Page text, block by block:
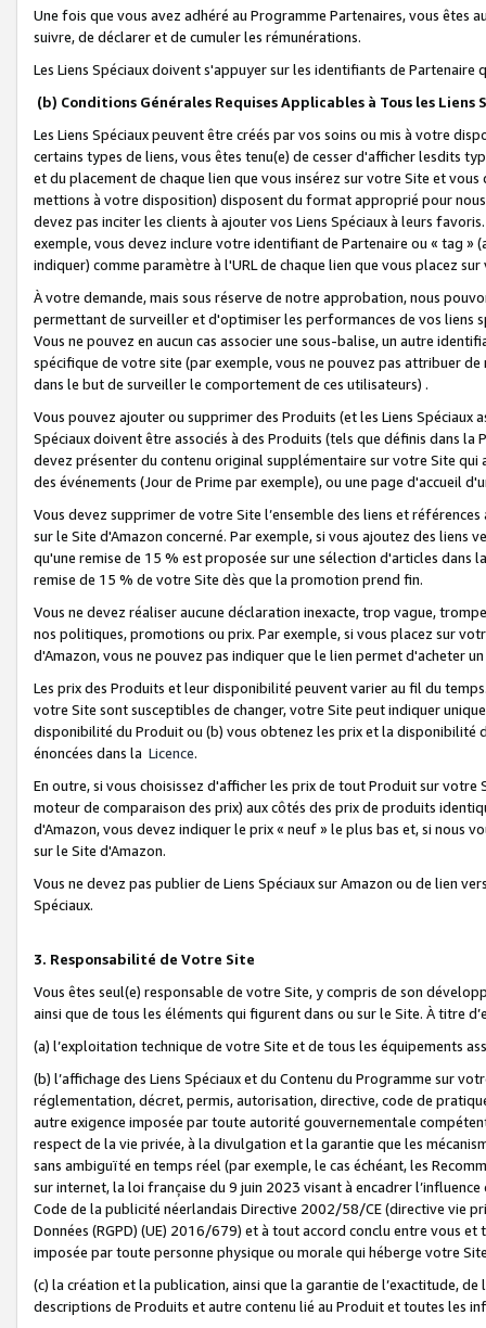
Une fois que vous avez adhéré au Programme Partenaires, vous êtes
suivre, de déclarer et de cumuler les rémunérations.
Les Liens Spéciaux doivent s'appuyer sur les identifiants de Partenaire
(b) Conditions Générales Requises Applicables à Tous les Liens
Les Liens Spéciaux peuvent être créés par vos soins ou mis à votre
certains types de liens, vous êtes tenu(e) de cesser d'afficher lesdits
et du placement de chaque lien que vous insérez sur votre Site et
mettions à votre disposition) disposent du format approprié pour
devez pas inciter les clients à ajouter vos Liens Spéciaux à leurs
exemple, vous devez inclure votre identifiant de Partenaire ou « tag
indiquer) comme paramètre à l'URL de chaque lien que vous placez
À votre demande, mais sous réserve de notre approbation, nous
permettant de surveiller et d'optimiser les performances de vos liens
Vous ne pouvez en aucun cas associer une sous-balise, un autre
spécifique de votre site (par exemple, vous ne pouvez pas attribuer
dans le but de surveiller le comportement de ces utilisateurs) .
Vous pouvez ajouter ou supprimer des Produits (et les Liens
Spéciaux doivent être associés à des Produits (tels que définis dans
devez présenter du contenu original supplémentaire sur votre Site qui
des événements (Jour de Prime par exemple), ou une page d'accueil
Vous devez supprimer de votre Site l’ensemble des liens et
sur le Site d'Amazon concerné. Par exemple, si vous ajoutez des
qu'une remise de 15 % est proposée sur une sélection d'articles
remise de 15 % de votre Site dès que la promotion prend fin.
Vous ne devez réaliser aucune déclaration inexacte, trop vague,
nos politiques, promotions ou prix. Par exemple, si vous placez sur
d'Amazon, vous ne pouvez pas indiquer que le lien permet d'acheter
Les prix des Produits et leur disponibilité peuvent varier au fil du
votre Site sont susceptibles de changer, votre Site peut indiquer
disponibilité du Produit ou (b) vous obtenez les prix et la disponibilité
énoncées dans la Licence.
En outre, si vous choisissez d'afficher les prix de tout Produit sur
moteur de comparaison des prix) aux côtés des prix de produits
d'Amazon, vous devez indiquer le prix « neuf » le plus bas et, si nous
sur le Site d'Amazon.
Vous ne devez pas publier de Liens Spéciaux sur Amazon ou de lien
Spéciaux.
3. Responsabilité de Votre Site
Vous êtes seul(e) responsable de votre Site, y compris de son
ainsi que de tous les éléments qui figurent dans ou sur le Site. À titre
(a) l’exploitation technique de votre Site et de tous les équipements
(b) l’affichage des Liens Spéciaux et du Contenu du Programme sur
réglementation, décret, permis, autorisation, directive, code de
autre exigence imposée par toute autorité gouvernementale
respect de la vie privée, à la divulgation et la garantie que les
sans ambiguïté en temps réel (par exemple, le cas échéant, les
sur internet, la loi française du 9 juin 2023 visant à encadrer
Code de la publicité néerlandais Directive 2002/58/CE (directive vie
Données (RGPD) (UE) 2016/679) et à tout accord conclu entre vous
imposée par toute personne physique ou morale qui héberge votre
(c) la création et la publication, ainsi que la garantie de l’exactitude,
descriptions de Produits et autre contenu lié au Produit et toutes les